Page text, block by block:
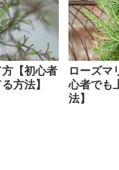
【初心者
方法】
ローズマ
心者でも
法】